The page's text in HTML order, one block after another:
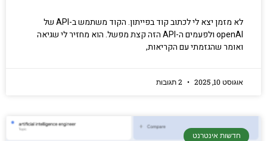
לא מזמן יצא לי לכתוב קוד בפייתון. הקוד משתמש ב-API של
openAI ולפעמים ה-API הזה קצת מפשל. הוא מחזיר לי שגיאה
ואומר שהגזמתי עם הקריאות,
אוגוסט 10, 2025
חדשות אינטרנט